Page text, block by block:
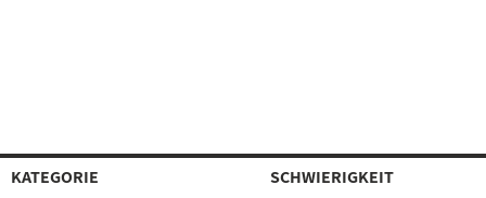
KATEGORIE
SCHWIERIGKEIT